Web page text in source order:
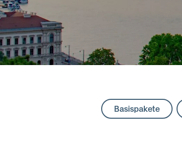
Basispakete